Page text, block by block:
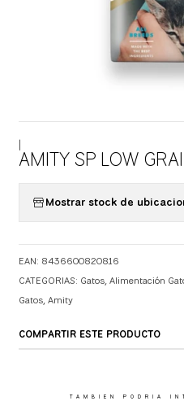
AMITY SP LOW
Mostrar stock de
EAN: 8436600820816
CATEGORIAS: Gatos,Alimentación
Gatos,Amity
COMPARTIR ESTE PRODUCTO
TAMBIEN PODRIA